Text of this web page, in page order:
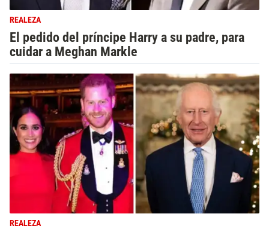
REALEZA
El pedido del príncipe Harry a su padre, para
cuidar a Meghan Markle
REALEZA